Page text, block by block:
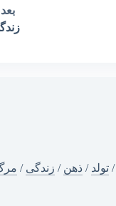
/ تولد / ذهن / زندگی /